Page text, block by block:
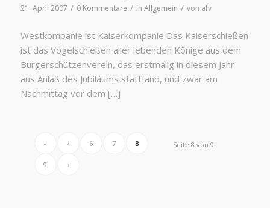
21. April 2007 / 0 Kommentare / in Allgemein / von afv
Westkompanie ist Kaiserkompanie Das Kaiserschießen
ist das Vogelschießen aller lebenden Könige aus dem
Bürgerschützenverein, das erstmalig in diesem Jahr
aus Anlaß des Jubiläums stattfand, und zwar am
Nachmittag vor dem […]
Seite 8 von 9
« ‹ 6 7 8
9 ›